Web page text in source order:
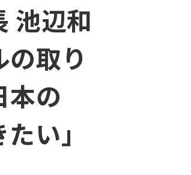
池辺和
取り
本の
い」